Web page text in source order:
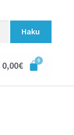
Haku
0,00€